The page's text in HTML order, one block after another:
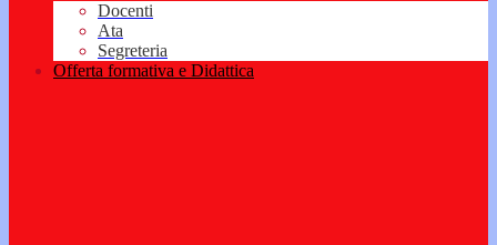
Docenti
Ata
Segreteria
Offerta formativa e Didattica